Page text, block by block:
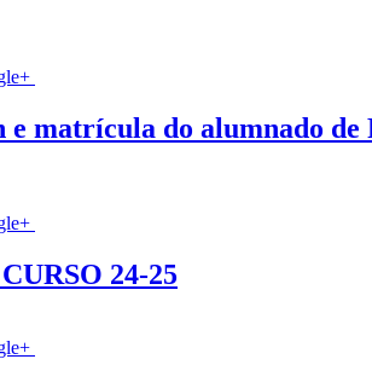
e matrícula do alumnado de
24-25